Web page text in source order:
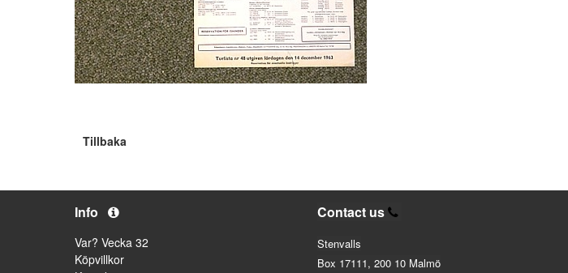
Tillbaka
Info
Var? Vecka 32
Köpvillkor
Contact us
Stenvalls
Box 17111, 200 10 Malmö